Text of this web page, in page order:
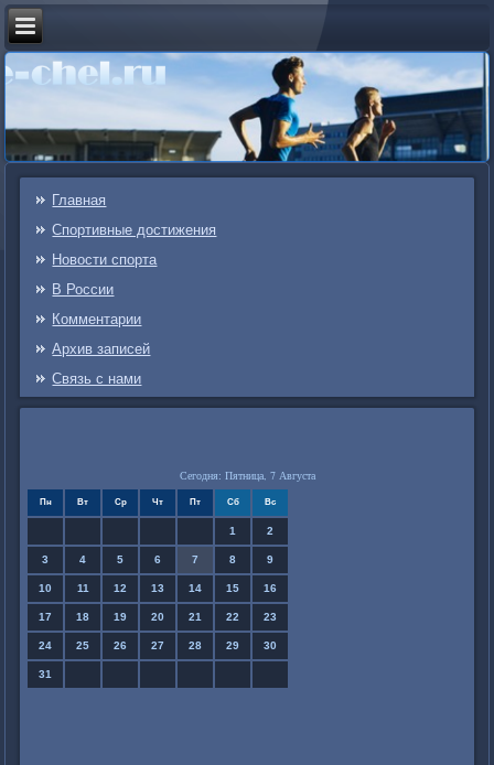
Главная
Спортивные достижения
Новости спорта
В России
Комментарии
Архив записей
Связь c нами
Сегодня: Пятница, 7 Августа
Пн Вт Ср Чт Пт Сб Вс
1 2
3 4 5 6 7 8 9
10 11 12 13 14 15 16
17 18 19 20 21 22 23
24 25 26 27 28 29 30
31